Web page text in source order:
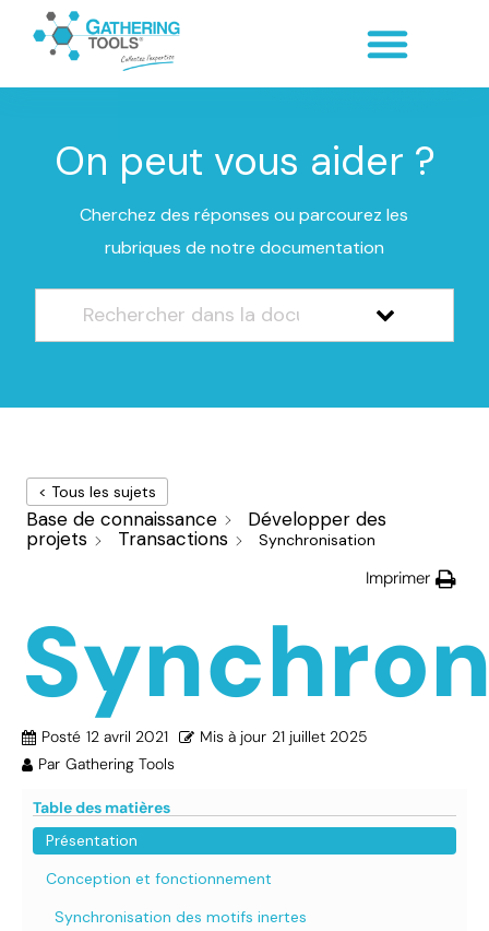
On peut vous aider ?
Cherchez des réponses ou parcourez les
rubriques de notre documentation
< Tous les sujets
Base de connaissance
Développer des
projets
Transactions Synchronisation
Imprimer
Posté 12 avril 2021 Mis à jour 21 juillet 2025
Par Gathering Tools
Table des matières
Présentation
Conception et fonctionnement
Synchronisation des motifs inertes